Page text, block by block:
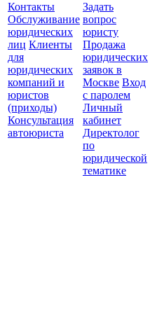
Контакты
Обслуживание
юридических
лиц Клиенты
для
юридических
компаний и
юристов
(приходы)
Консультация
автоюриста
Задать
вопрос
юристу
Продажа
юридических
заявок в
Москве Вход
с паролем
Личный
кабинет
Директолог
по
юридической
тематике